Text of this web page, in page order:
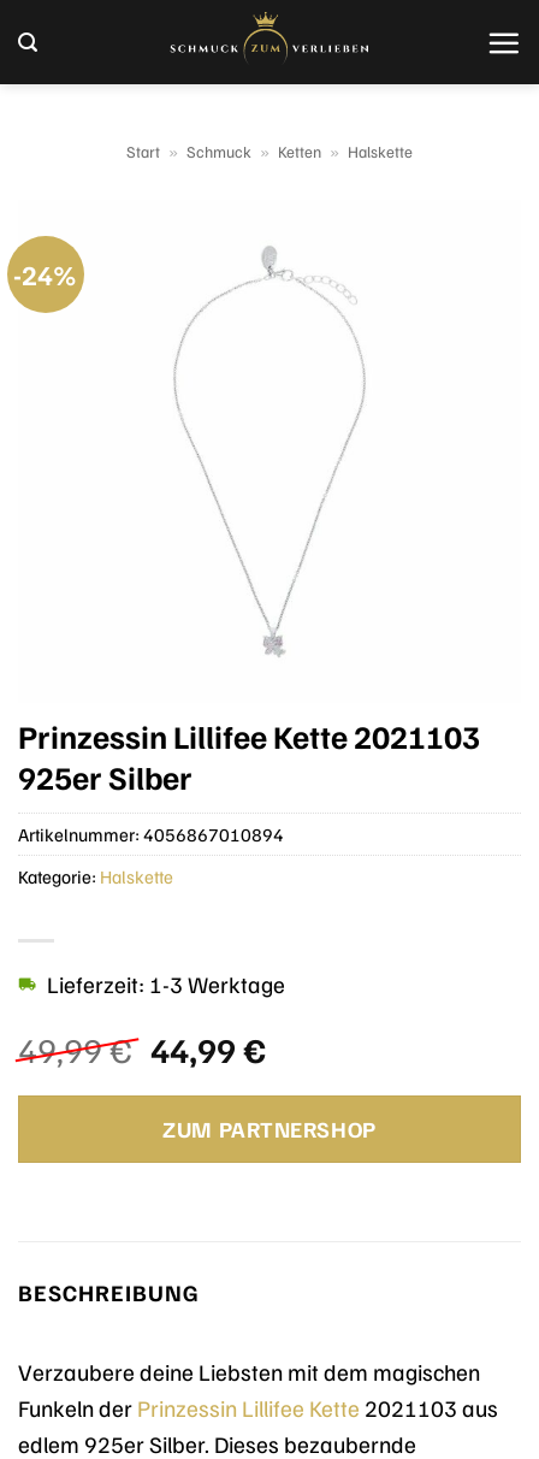
Inhalt
springen
Start » Schmuck » Ketten » Halskette
-24%
Prinzessin Lillifee Kette 2021103
925er Silber
49,99€ Ursprünglicher
Preis
war:
49,99 €
44,99€Aktueller
ist:
44,99 €.
Lieferzeit: 1-3 Werktage
ZUM PARTNERSHOP
Artikelnummer: 4056867010894
Kategorie: Halskette
BESCHREIBUNG
Verzaubere deine Liebsten mit dem magischen
Funkeln der Prinzessin Lillifee Kette 2021103 aus
edlem 925er Silber. Dieses bezaubernde